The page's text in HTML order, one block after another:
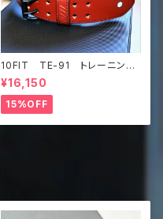
10FIT TE-91 トレーニング
ベルト リフティングベルト パ
ワーベルト レザー ブラウ
ン lifting belt power belt
¥16,150
15%OFF